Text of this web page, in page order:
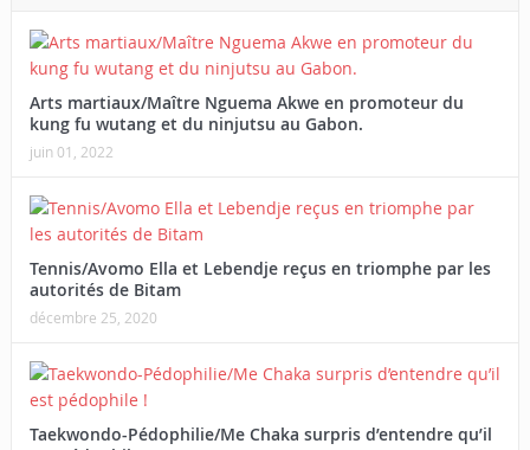
Arts martiaux/Maître Nguema Akwe en promoteur du
kung fu wutang et du ninjutsu au Gabon.
juin 01, 2022
Tennis/Avomo Ella et Lebendje reçus en triomphe par les
autorités de Bitam
décembre 25, 2020
Taekwondo-Pédophilie/Me Chaka surpris d’entendre qu’il